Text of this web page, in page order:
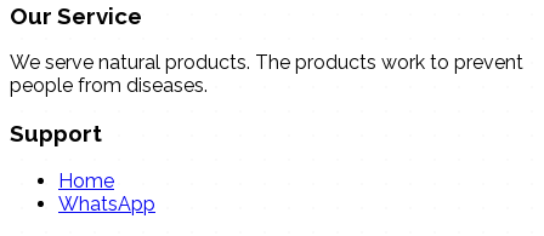
Our Service
We serve natural products. The products work to prevent
people from diseases.
Support
Home
WhatsApp